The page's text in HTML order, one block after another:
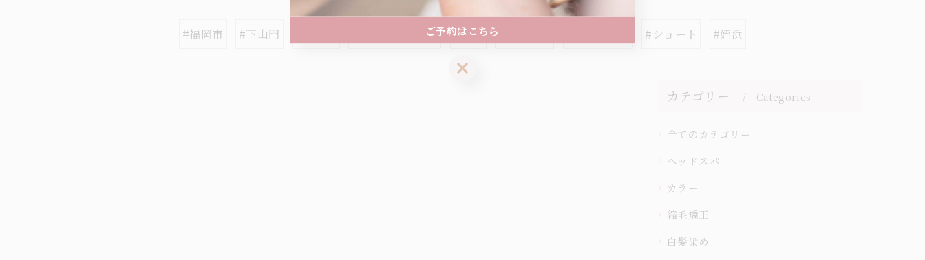
#福岡市 #下山門 #トリートメント #安い #ショート #姪浜
カテゴリー Categories
全てのカテゴリー
ヘッドスパ
カラー
縮毛矯正
白髪染め
ご予約はこちら
ご予約はこちら